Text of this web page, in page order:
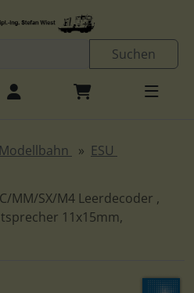
Springe zum Inhalt
Suchen
Modellbahn
ESU
MM/SX/M4 Leerdecoder ,
11x15mm,